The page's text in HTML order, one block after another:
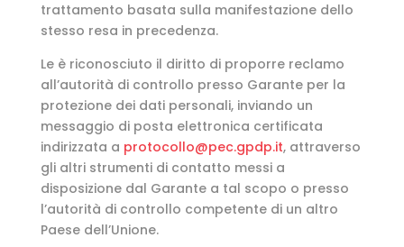
trattamento basata sulla manifestazione dello
stesso resa in precedenza.
Le è riconosciuto il diritto di proporre reclamo
all’autorità di controllo presso Garante per la
protezione dei dati personali, inviando un
messaggio di posta elettronica certificata
indirizzata a protocollo@pec.gpdp.it, attraverso
gli altri strumenti di contatto messi a
disposizione dal Garante a tal scopo o presso
l’autorità di controllo competente di un altro
Paese dell’Unione.